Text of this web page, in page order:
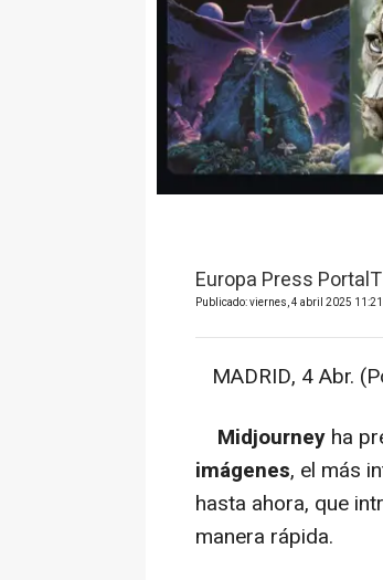
Europa Press
Publicado: viernes, 4 abril 2025 11:21
MADRID, 4 Abr.
Midjourney ha
imágenes, el más
hasta ahora, que
manera rápida.